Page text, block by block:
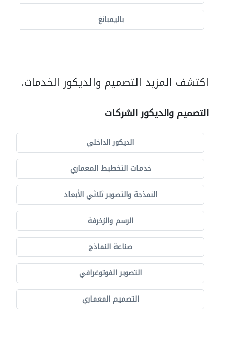
باليمبانغ
اكتشف المزيد التصميم والديكور الخدمات.
التصميم والديكور الشركات
الديكور الداخلي
خدمات التخطيط المعماري
النمذجة والتصوير ثلاثي الأبعاد
الرسم والزخرفة
صناعة النماذج
التصوير الفوتوغرافي
التصميم المعماري